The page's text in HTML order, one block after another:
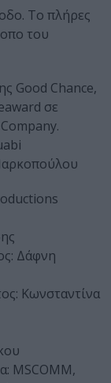
Το πλήρες
του
Good Chance,
σε
Δάφνη
Κωνσταντίνα
MSCOMM,